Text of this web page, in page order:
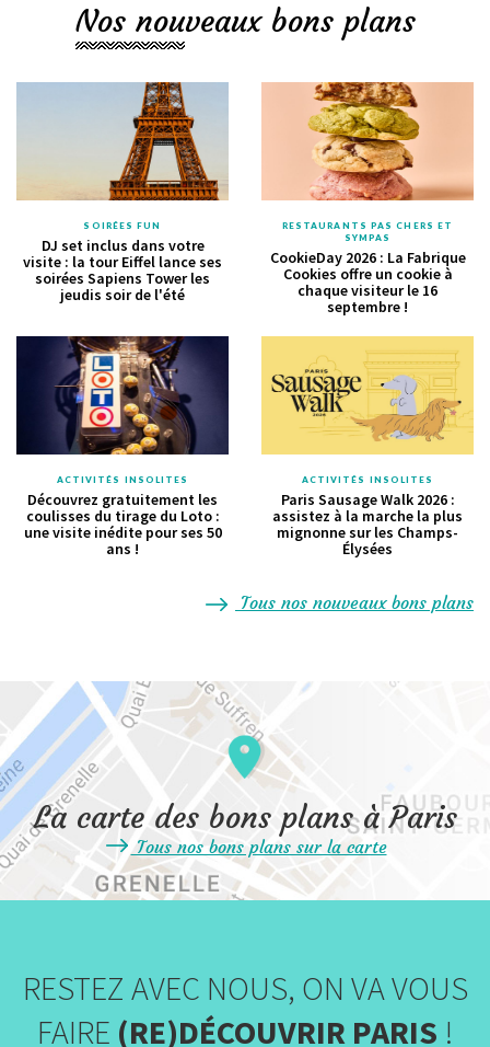
Nos nouveaux bons plans
SOIRÉES FUN
DJ set inclus dans votre
visite : la tour Eiffel lance ses
soirées Sapiens Tower les
jeudis soir de l'été
RESTAURANTS PAS CHERS ET
SYMPAS
CookieDay 2026 : La Fabrique
Cookies offre un cookie à
chaque visiteur le 16
septembre !
ACTIVITÉS INSOLITES
Découvrez gratuitement les
coulisses du tirage du Loto :
une visite inédite pour ses 50
ans !
ACTIVITÉS INSOLITES
Paris Sausage Walk 2026 :
assistez à la marche la plus
mignonne sur les Champs-
Élysées
Tous nos nouveaux bons plans
La carte des bons plans à Paris
Tous nos bons plans sur la carte
RESTEZ AVEC NOUS, ON VA VOUS
FAIRE (RE)DÉCOUVRIR PARIS !